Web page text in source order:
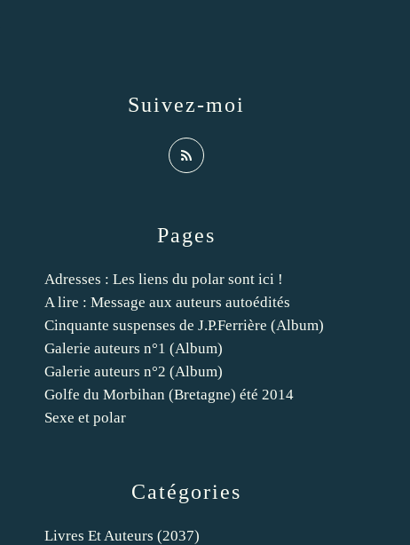
Catégories
Livres Et Auteurs (2037)
Pages
Adresses : Les liens du polar sont ici !
A lire : Message aux auteurs autoédités
Cinquante suspenses de J.P.Ferrière (Album)
Galerie auteurs n°1 (Album)
Galerie auteurs n°2 (Album)
Golfe du Morbihan (Bretagne) été 2014
Sexe et polar
Suivez-moi